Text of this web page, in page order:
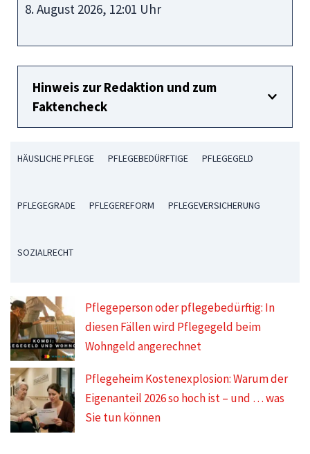
8. August 2026, 12:01 Uhr
Hinweis zur Redaktion und zum
Faktencheck
HÄUSLICHE PFLEGE PFLEGEBEDÜRFTIGE PFLEGEGELD
PFLEGEGRADE PFLEGEREFORM PFLEGEVERSICHERUNG
SOZIALRECHT
Pflegeperson oder pflegebedürftig: In
diesen Fällen wird Pflegegeld beim
Wohngeld angerechnet
Pflegeheim Kostenexplosion: Warum der
Eigenanteil 2026 so hoch ist – und … was
Sie tun können